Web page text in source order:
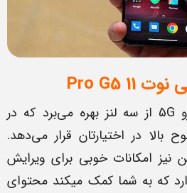
11
Pro G5
دوربین ردمی نوت 11 پرو 5G از سه لنز بهره می‌برد که در
در اختیارتان قرار می‌دهد.
نیز امکانات خوبی برای ویرایش
عکس و ساخت ویدئو دارد که به شما کمک می‎کند محتوای